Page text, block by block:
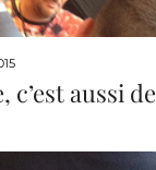
c’est aussi de